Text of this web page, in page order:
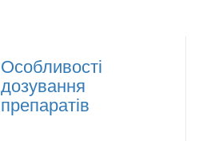
Особливості
дозування
препаратів